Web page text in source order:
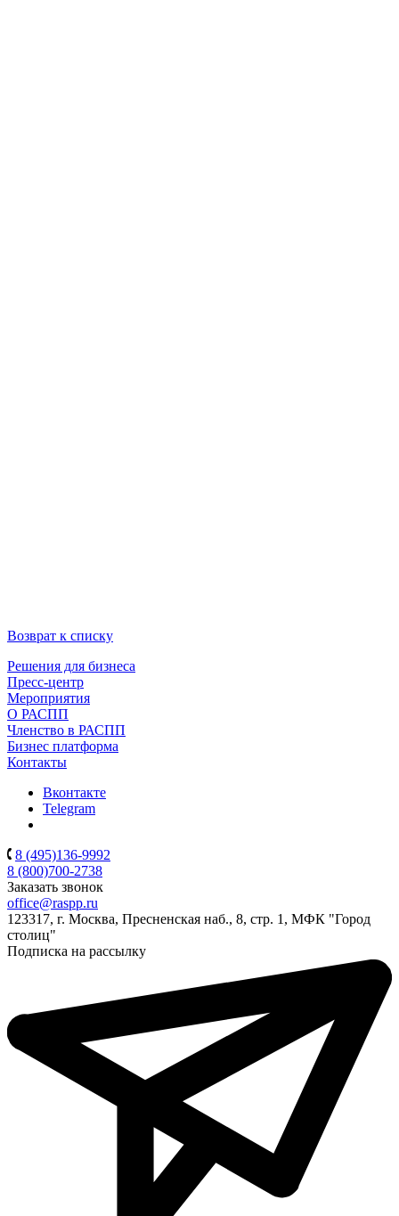
Возврат к списку
Решения для бизнеса
Пресс-центр
Мероприятия
О РАСПП
Членство в РАСПП
Бизнес платформа
Контакты
Вконтакте
Telegram
8 (495)136-9992
8 (800)700-2738
Заказать звонок
office@raspp.ru
123317, г. Москва, Пресненская наб., 8, стр. 1, МФК "Город
столиц"
Подписка на рассылку